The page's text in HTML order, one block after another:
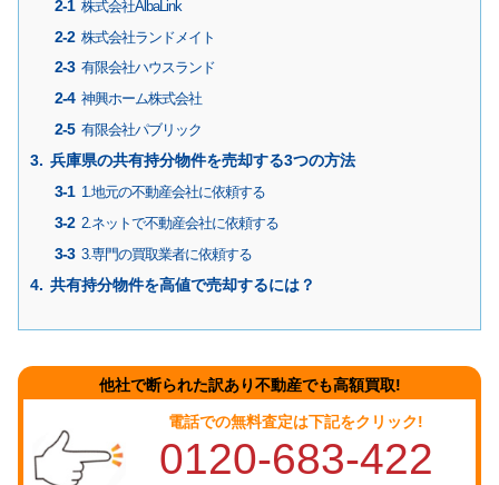
株式会社AlbaLink
株式会社ランドメイト
有限会社ハウスランド
神興ホーム株式会社
有限会社パブリック
兵庫県の共有持分物件を売却する3つの方法
1.地元の不動産会社に依頼する
2.ネットで不動産会社に依頼する
3.専門の買取業者に依頼する
共有持分物件を高値で売却するには？
他社で断られた訳あり不動産でも高額買取!
電話での無料査定は下記をクリック!
0120-683-422